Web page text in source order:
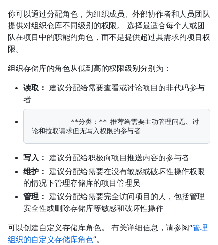
你可以通过分配角色，为组织成员、外部协作者和人员团队
提供对组织仓库不同级别的权限。 选择最适合每个人或团
队在项目中的职能的角色，而不是提供超过其需求的项目权
限。
组织存储库的角色从低到高的权限级别分别为：
读取： 建议分配给需要查看或讨论项目的非代码参与
者
写入： 建议分配给积极向项目推送内容的参与者
维护： 建议分配给需要在没有敏感或破坏性操作权限
的情况下管理存储库的项目管理员
管理： 建议分配给需要完全访问项目的人，包括管理
安全性或删除存储库等敏感和破坏性操作
可以创建自定义存储库角色。 有关详细信息，请参阅“管理
组织的自定义存储库角色”。